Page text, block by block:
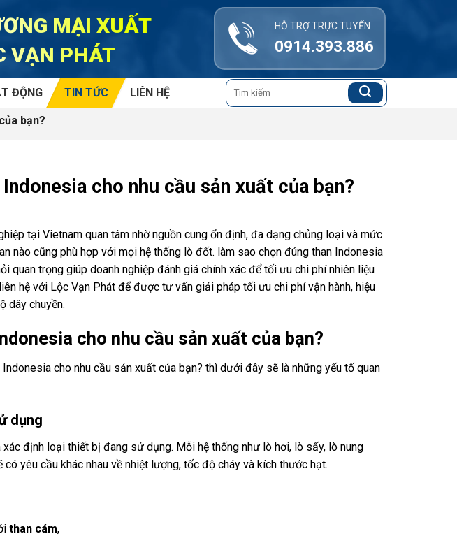
MẠI XUẤT
VẠN PHÁT
HỖ TRỢ TRỰC TUYẾN
0914.393.886
ĐỘNG TIN TỨC LIÊN HỆ
Tìm
kiếm:
bạn?
cho nhu cầu sản xuất của bạn?
tại Vietnam quan tâm nhờ nguồn cung ổn định, đa dạng chủng loại và mức
nào cũng phù hợp với mọi hệ thống lò đốt. làm sao chọn đúng than Indonesia
quan trọng giúp doanh nghiệp đánh giá chính xác để tối ưu chi phí nhiên liệu
hệ với Lộc Vạn Phát để được tư vấn giải pháp tối ưu chi phí vận hành, hiệu
dây chuyền.
cho nhu cầu sản xuất của bạn?
cho nhu cầu sản xuất của bạn? thì dưới đây sẽ là những yếu tố quan
dụng
định loại thiết bị đang sử dụng. Mỗi hệ thống như lò hơi, lò sấy, lò nung
yêu cầu khác nhau về nhiệt lượng, tốc độ cháy và kích thước hạt.
than cám,